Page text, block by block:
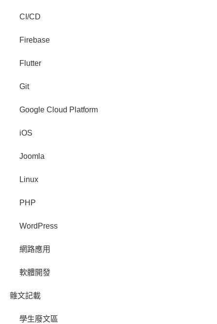
CI/CD
Firebase
Flutter
Git
Google Cloud Platform
iOS
Joomla
Linux
PHP
WordPress
網路應用
軟體開發
雜文記載
學生廢文區